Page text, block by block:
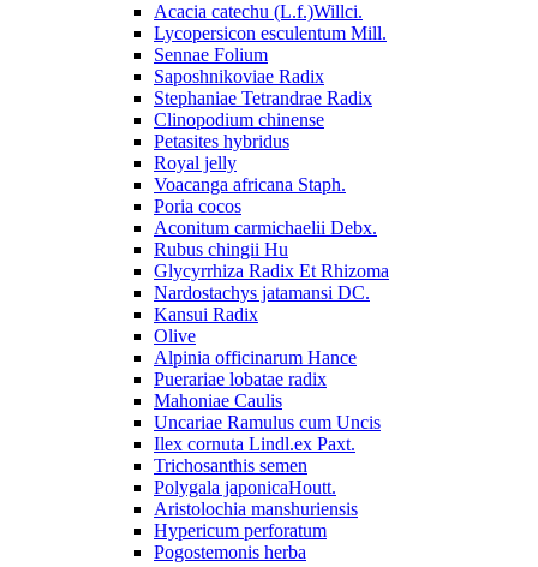
Acacia catechu (L.f.)Willci.
Lycopersicon esculentum Mill.
Sennae Folium
Saposhnikoviae Radix
Stephaniae Tetrandrae Radix
Clinopodium chinense
Petasites hybridus
Royal jelly
Voacanga africana Staph.
Poria cocos
Aconitum carmichaelii Debx.
Rubus chingii Hu
Glycyrrhiza Radix Et Rhizoma
Nardostachys jatamansi DC.
Kansui Radix
Olive
Alpinia officinarum Hance
Puerariae lobatae radix
Mahoniae Caulis
Uncariae Ramulus cum Uncis
Ilex cornuta Lindl.ex Paxt.
Trichosanthis semen
Polygala japonicaHoutt.
Aristolochia manshuriensis
Hypericum perforatum
Pogostemonis herba